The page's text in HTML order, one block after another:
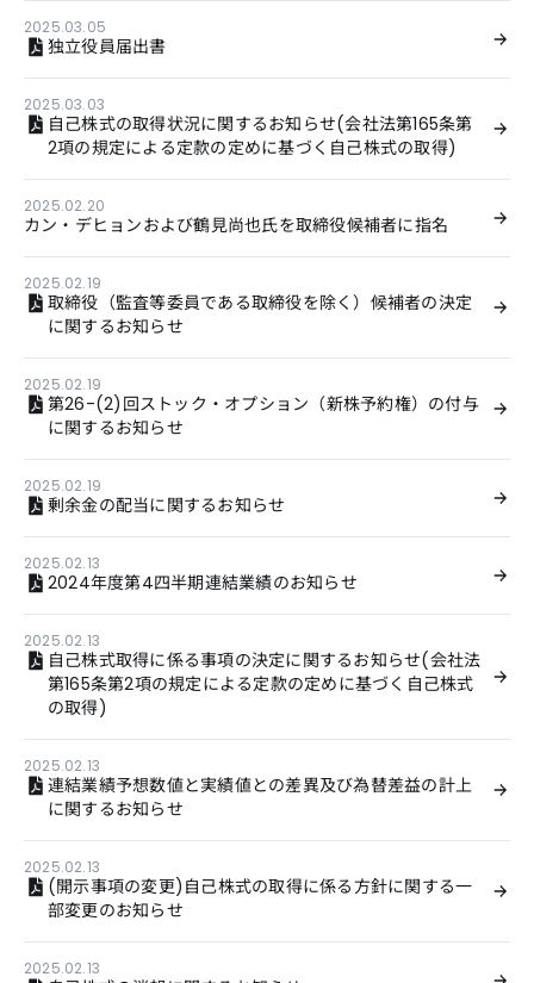
2025.03.05
独立役員届出書
2025.03.03
自己株式の取得状況に関するお知らせ(会社法第165条第
2項の規定による定款の定めに基づく自己株式の取得)
2025.02.20
カン・デヒョンおよび鶴見尚也氏を取締役候補者に指名
2025.02.19
取締役（監査等委員である取締役を除く）候補者の決定
に関するお知らせ
2025.02.19
第26-(2)回ストック・オプション（新株予約権）の付与
に関するお知らせ
2025.02.19
剰余金の配当に関するお知らせ
2025.02.13
2024年度第4四半期連結業績のお知らせ
2025.02.13
自己株式取得に係る事項の決定に関するお知らせ(会社法
第165条第2項の規定による定款の定めに基づく自己株式
の取得)
2025.02.13
連結業績予想数値と実績値との差異及び為替差益の計上
に関するお知らせ
2025.02.13
(開示事項の変更)自己株式の取得に係る方針に関する一
部変更のお知らせ
2025.02.13